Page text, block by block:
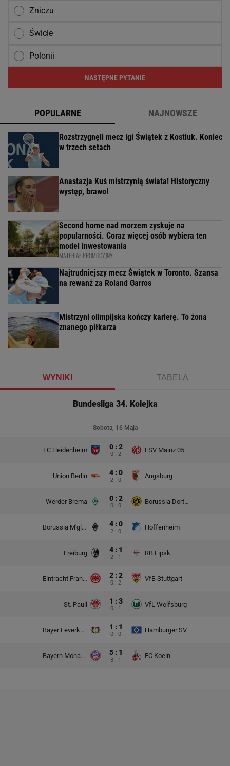
Zniczu
Świcie
Polonii
NASTĘPNE PYTANIE
POPULARNE NAJNOWSZE
Rozstrzygnęli mecz Igi Świątek z Kostiuk. Koniec
w trzech setach
Anastazja Kuś mistrzynią świata! Historyczny
występ, brawo!
Second home nad morzem zyskuje na
popularności. Coraz więcej osób wybiera ten
model inwestowania
MATERIAŁ PROMOCYJNY
Najtrudniejszy mecz Świątek w Toronto. Szansa
na rewanż za Roland Garros
Mistrzyni olimpijska kończy karierę. To żona
znanego piłkarza
WYNIKI TABELA
Bundesliga 34. Kolejka
Sobota, 16 Maja
FC Heidenheim 0 : 2
0 : 2
FSV Mainz 05
Union Berlin 4 : 0
2 : 0
Augsburg
Werder Brema 0 : 2
0 : 0
Borussia Dortmund
Borussia M'gladbach 4 : 0
2 : 0
Hoffenheim
Freiburg 4 : 1
2 : 1
RB Lipsk
Eintracht Frankfurt 2 : 2
0 : 2
VfB Stuttgart
St. Pauli 1 : 3
0 : 1
VfL Wolfsburg
Bayer Leverkusen 1 : 1
0 : 0
Hamburger SV
Bayern Monachium 5 : 1
3 : 1
FC Koeln